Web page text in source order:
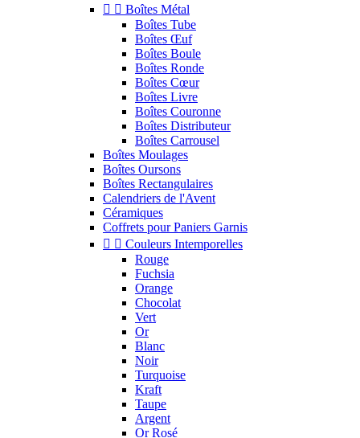
  Boîtes Métal
Boîtes Tube
Boîtes Œuf
Boîtes Boule
Boîtes Ronde
Boîtes Cœur
Boîtes Livre
Boîtes Couronne
Boîtes Distributeur
Boîtes Carrousel
Boîtes Moulages
Boîtes Oursons
Boîtes Rectangulaires
Calendriers de l'Avent
Céramiques
Coffrets pour Paniers Garnis
  Couleurs Intemporelles
Rouge
Fuchsia
Orange
Chocolat
Vert
Or
Blanc
Noir
Turquoise
Kraft
Taupe
Argent
Or Rosé